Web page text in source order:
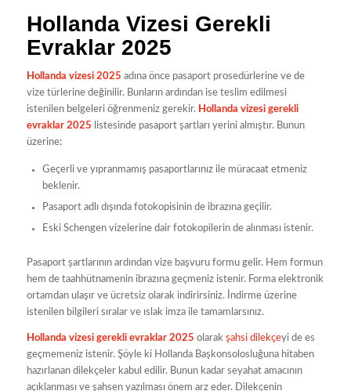
Hollanda Vizesi Gerekli
Evraklar 2025
Hollanda vizesi 2025 adına önce pasaport prosedürlerine ve de
vize türlerine değinilir. Bunların ardından ise teslim edilmesi
istenilen belgeleri öğrenmeniz gerekir. Hollanda vizesi gerekli
evraklar 2025
listesinde pasaport şartları yerini almıştır. Bunun
üzerine:
Geçerli ve yıpranmamış pasaportlarınız ile müracaat etmeniz
beklenir.
Pasaport adlı dışında fotokopisinin de ibrazına geçilir.
Eski Schengen vizelerine dair fotokopilerin de alınması istenir.
Pasaport şartlarının ardından vize başvuru formu gelir. Hem formun
hem de taahhütnamenin ibrazına geçmeniz istenir. Forma elektronik
ortamdan ulaşır ve ücretsiz olarak indirirsiniz. İndirme üzerine
istenilen bilgileri sıralar ve ıslak imza ile tamamlarsınız.
Hollanda vizesi gerekli evraklar 2025 olarak şahsi dilekçeyi de es
geçmemeniz istenir. Şöyle ki Hollanda Başkonsolosluğuna hitaben
hazırlanan dilekçeler kabul edilir. Bunun kadar seyahat amacının
açıklanması ve şahsen yazılması önem arz eder. Dilekçenin